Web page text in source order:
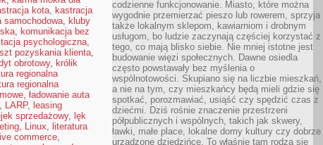
kota, kastracja
samochodowa, kluby
, komunikacja bez
psychologiczna,
pozyskania klienta,
obrotowy, królik
regionalna
regionalna
, ładowanie auta
, LARP, leasing
sprzedażowy, lęk
, Linux, literatura
live commerce,
codzienne funkcjonowanie. Miasto, które można
wygodnie przemierzać pieszo lub rowerem, sprzyja
także lokalnym sklepom, kawiarniom i drobnym
usługom, bo ludzie zaczynają częściej korzystać z
tego, co mają blisko siebie. Nie mniej istotne jest
budowanie więzi społecznych. Dawne osiedla
często powstawały bez myślenia o
wspólnotowości. Skupiano się na liczbie mieszkań,
a nie na tym, czy mieszkańcy będą mieli gdzie się
spotkać, porozmawiać, usiąść czy spędzić czas z
dziećmi. Dziś rośnie znaczenie przestrzeni
półpublicznych i wspólnych, takich jak skwery,
ławki, małe place, lokalne domy kultury czy dobrze
urządzone dziedzińce. To właśnie tam rodzą się